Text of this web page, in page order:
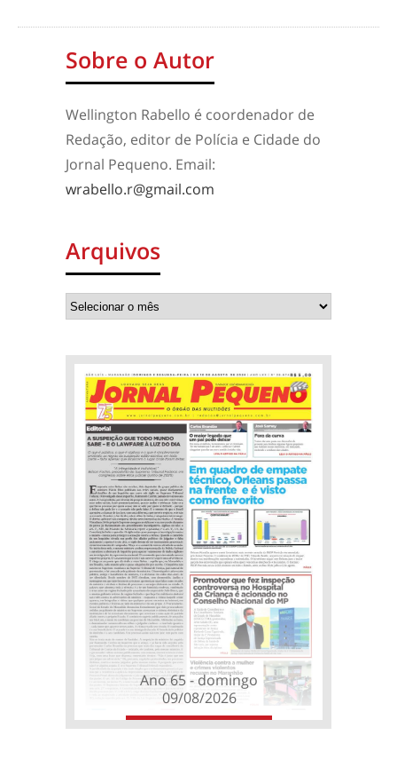
Sobre o Autor
Wellington Rabello é coordenador de
Redação, editor de Polícia e Cidade do
Jornal Pequeno. Email:
wrabello.r@gmail.com
Arquivos
Ano 65 - domingo
09/08/2026